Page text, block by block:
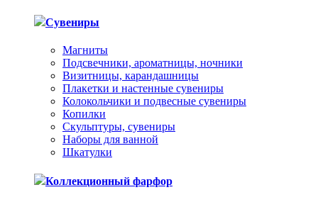
Сувениры
Магниты
Подсвечники, ароматницы, ночники
Визитницы, карандашницы
Плакетки и настенные сувениры
Колокольчики и подвесные сувениры
Копилки
Скульптуры, сувениры
Наборы для ванной
Шкатулки
Коллекционный фарфор